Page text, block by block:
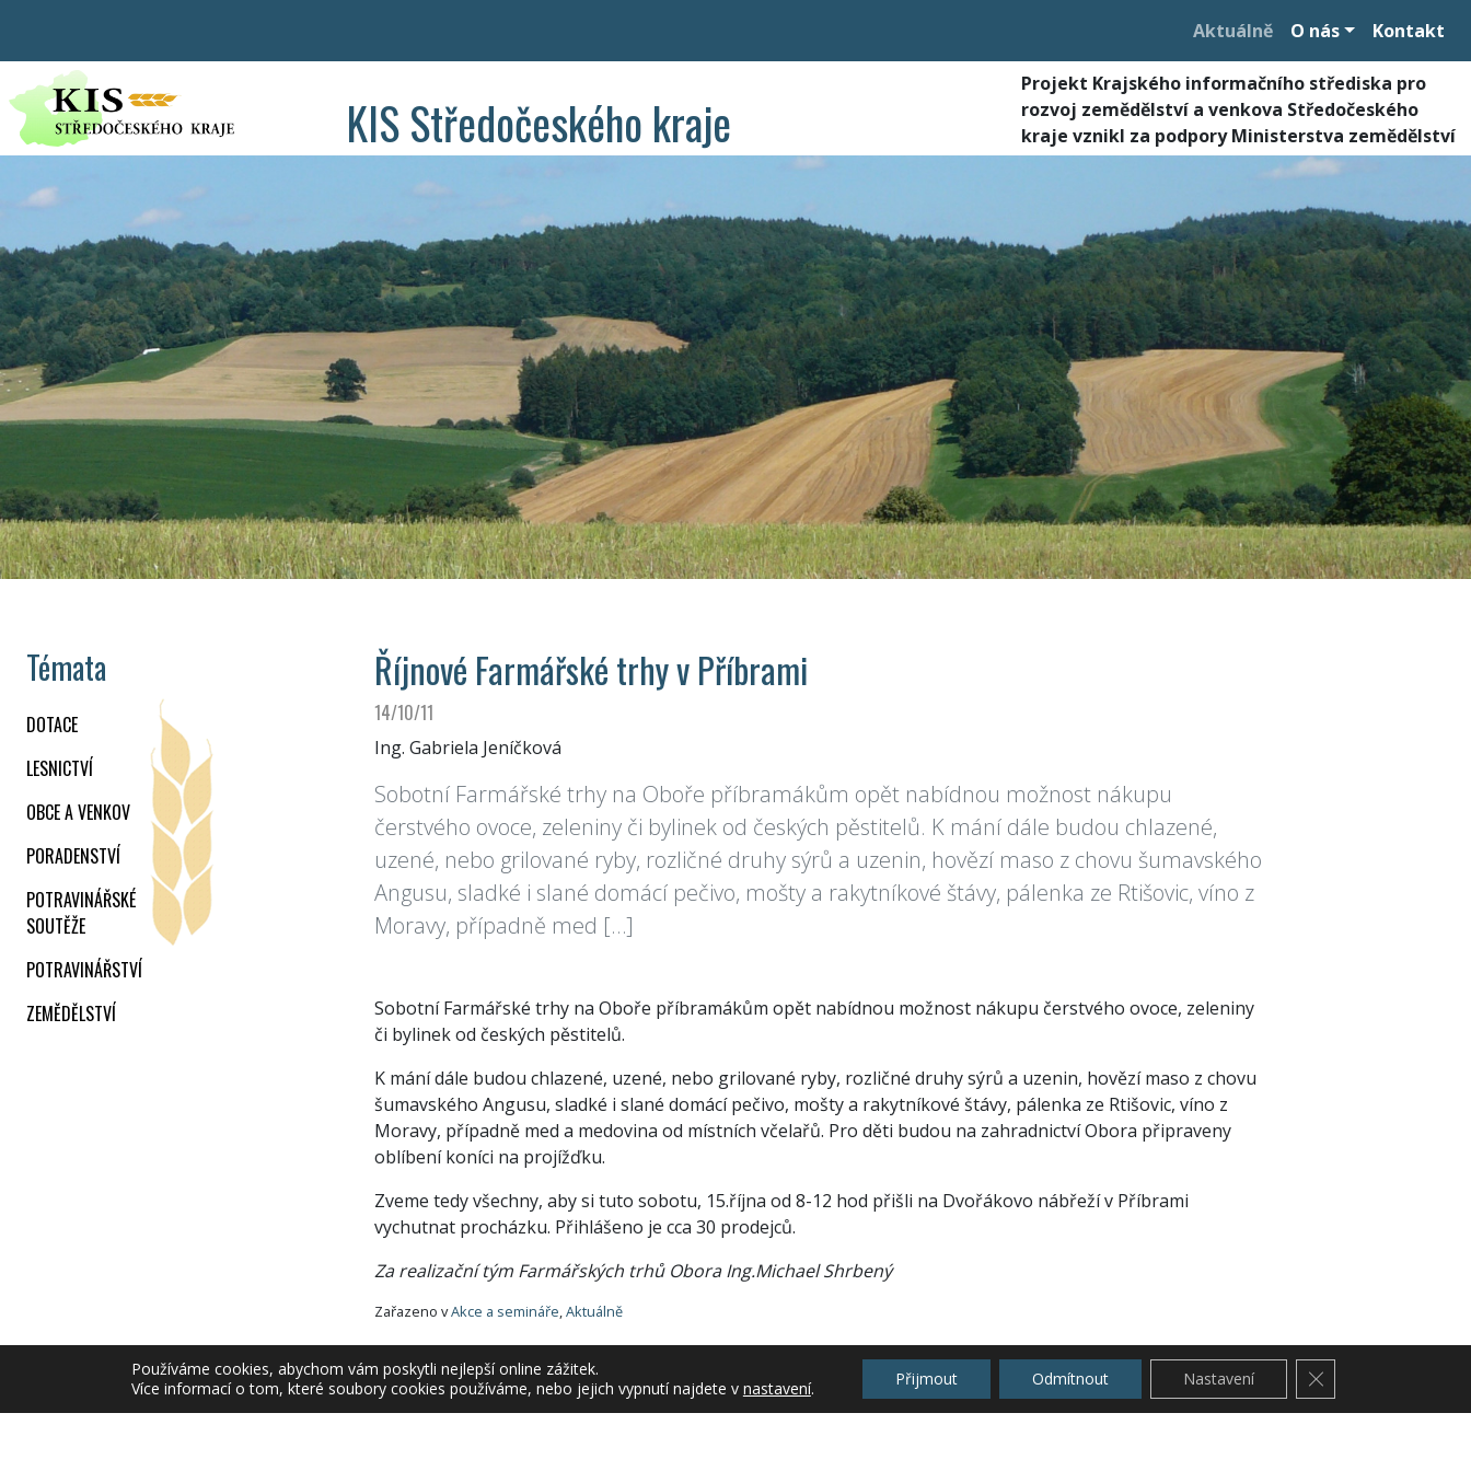
Aktuálně O nás Kontakt
KIS Středočeského kraje
Projekt Krajského informačního střediska pro
rozvoj zemědělství a venkova Středočeského
kraje vznikl za podpory Ministerstva zemědělství
Témata
DOTACE
LESNICTVÍ
OBCE A VENKOV
PORADENSTVÍ
POTRAVINÁŘSKÉ
SOUTĚŽE
POTRAVINÁŘSTVÍ
ZEMĚDĚLSTVÍ
Říjnové Farmářské trhy v Příbrami
14/10/11
Ing. Gabriela Jeníčková
Sobotní Farmářské trhy na Oboře příbramákům opět nabídnou možnost nákupu
čerstvého ovoce, zeleniny či bylinek od českých pěstitelů. K mání dále budou chlazené,
uzené, nebo grilované ryby, rozličné druhy sýrů a uzenin, hovězí maso z chovu šumavského
Angusu, sladké i slané domácí pečivo, mošty a rakytníkové štávy, pálenka ze Rtišovic, víno z
Moravy, případně med […]
Sobotní Farmářské trhy na Oboře příbramákům opět nabídnou možnost nákupu čerstvého ovoce, zeleniny
či bylinek od českých pěstitelů.
K mání dále budou chlazené, uzené, nebo grilované ryby, rozličné druhy sýrů a uzenin, hovězí maso z chovu
šumavského Angusu, sladké i slané domácí pečivo, mošty a rakytníkové štávy, pálenka ze Rtišovic, víno z
Moravy, případně med a medovina od místních včelařů. Pro děti budou na zahradnictví Obora připraveny
oblíbení koníci na projížďku.
Zveme tedy všechny, aby si tuto sobotu, 15.října od 8-12 hod přišli na Dvořákovo nábřeží v Příbrami
vychutnat procházku. Přihlášeno je cca 30 prodejců.
Za realizační tým Farmářských trhů Obora Ing.Michael Shrbený
Zařazeno vAkce a semináře,Aktuálně
Používáme cookies, abychom vám poskytli nejlepší online zážitek.
Více informací o tom, které soubory cookies používáme, nebo jejich vypnutí najdete v nastavení. Přijmout Odmítnout Nastavení Zavřít cookie lištu